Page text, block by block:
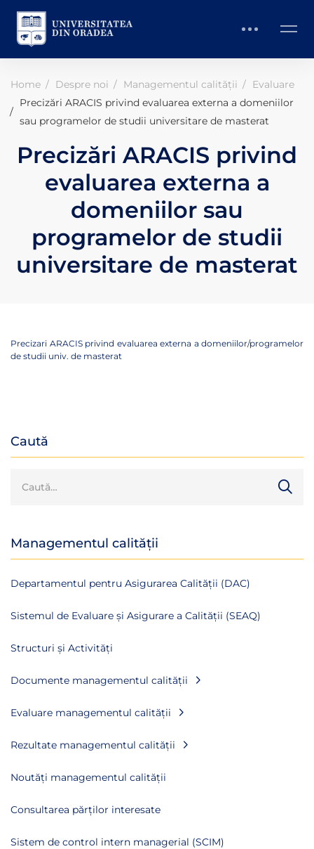
Home Despre noi Managementul calității
Evaluare
Precizări ARACIS privind evaluarea externa a domeniilor
sau programelor de studii universitare de masterat
Precizări ARACIS privind
evaluarea externa a
domeniilor sau
programelor de studii
universitare de masterat
Caută
Managementul calității
Departamentul pentru Asigurarea Calității (DAC)
Sistemul de Evaluare și Asigurare a Calității (SEAQ)
Structuri și Activități
Documente managementul calității
Evaluare managementul calității
Rezultate managementul calității
Noutăți managementul calității
Consultarea părților interesate
Sistem de control intern managerial (SCIM)
Precizari ARACIS privind evaluarea externa a domeniilor/programelor
de studii univ. de masterat